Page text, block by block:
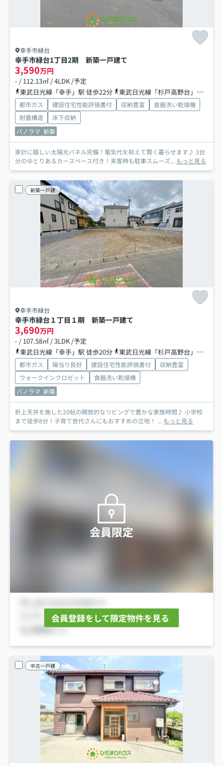
幸手市緑台
幸手市緑台1丁目2期 新築一戸建て
3,590万円
- / 112.13㎡ / 4LDK /予定
東武日光線「幸手」駅 徒歩22分
東武日光線「杉戸高野台」駅 徒歩26分
都市ガス 建設住宅性能評価書付 収納豊富
食器洗い乾燥機
耐震構造
床下収納
パノラマ 新築
家計に嬉しい太陽光パネル完備！電気代を抑えて賢く暮らせます♪ 3台
分のゆとりあるカースペース付き！来客時も駐車スムーズ... もっと見る
新築一戸建
幸手市緑台
幸手市緑台１丁目１期 新築一戸建て
3,690万円
- / 107.58㎡ / 3LDK /予定
東武日光線「幸手」駅 徒歩20分
東武日光線「杉戸高野台」駅 徒歩26分
都市ガス 陽当り良好 建設住宅性能評価書付
収納豊富
ウォークインクロゼット
食器洗い乾燥機
パノラマ 新築
折上天井を施した20帖の開放的なリビングで豊かな家族時間♪ 小学校
まで徒歩8分！子育て世代さんにもおすすめの立地！ ... もっと見る
会員限定
会員登録をして限定物件を見る
中古一戸建